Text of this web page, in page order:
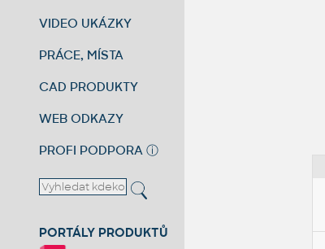
VIDEO UKÁZKY
PRÁCE, MÍSTA
CAD PRODUKTY
WEB ODKAZY
PROFI PODPORA ⓘ
PORTÁLY PRODUKTŮ